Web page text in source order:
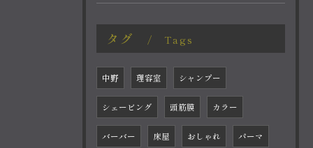
タグ Tags
中野 理容室 シャンプー
シェービング 頭筋膜 カラー
バーバー 床屋 おしゃれ パーマ